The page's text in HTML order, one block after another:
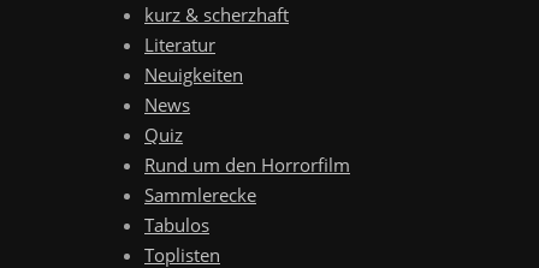
kurz & scherzhaft
Literatur
Neuigkeiten
News
Quiz
Rund um den Horrorfilm
Sammlerecke
Tabulos
Toplisten